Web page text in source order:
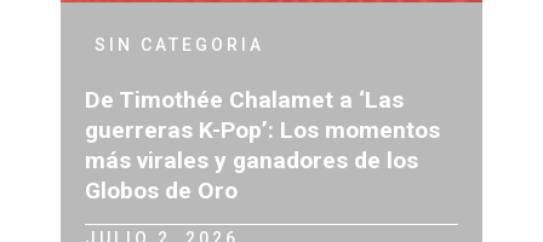
SIN CATEGORIA
De Timothée Chalamet a ‘Las
guerreras K-Pop’: Los momentos
más virales y ganadores de los
Globos de Oro
JULIO 2, 2026